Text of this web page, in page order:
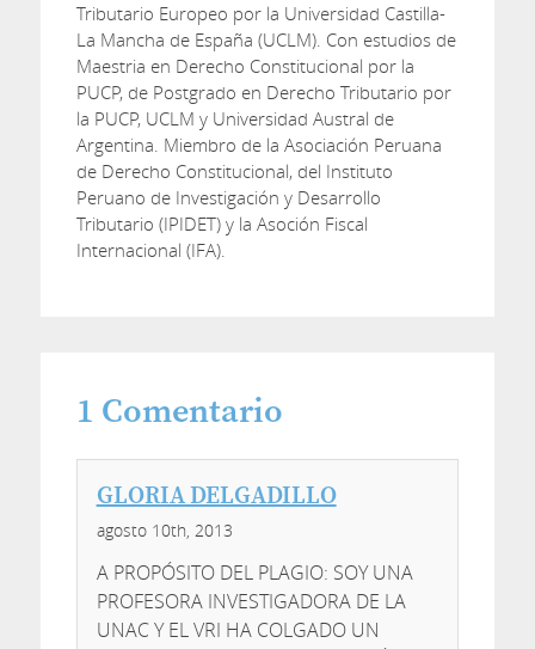
Tributario Europeo por la Universidad Castilla-
La Mancha de España (UCLM). Con estudios de
Maestria en Derecho Constitucional por la
PUCP, de Postgrado en Derecho Tributario por
la PUCP, UCLM y Universidad Austral de
Argentina. Miembro de la Asociación Peruana
de Derecho Constitucional, del Instituto
Peruano de Investigación y Desarrollo
Tributario (IPIDET) y la Asoción Fiscal
Internacional (IFA).
1 Comentario
GLORIA DELGADILLO
agosto 10th, 2013
A PROPÓSITO DEL PLAGIO: SOY UNA
PROFESORA INVESTIGADORA DE LA
UNAC Y EL VRI HA COLGADO UN